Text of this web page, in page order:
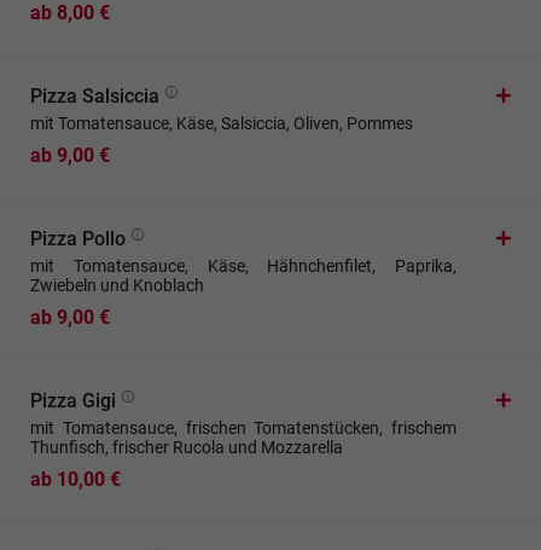
ab 8,00 €
Pizza Salsiccia
mit Tomatensauce, Käse, Salsiccia, Oliven, Pommes
ab 9,00 €
Pizza Pollo
mit Tomatensauce, Käse, Hähnchenfilet, Paprika,
Zwiebeln und Knoblach
ab 9,00 €
Pizza Gigi
mit Tomatensauce, frischen Tomatenstücken, frischem
Thunfisch, frischer Rucola und Mozzarella
ab 10,00 €